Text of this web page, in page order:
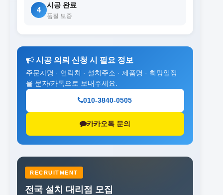
4
시공 완료
품질 보증
시공 의뢰 신청 시 필요 정보
주문자명 · 연락처 · 설치주소 · 제품명 · 희망일정
을 문자/카톡으로 보내주세요.
010-3840-0505
카카오톡 문의
RECRUITMENT
전국 설치 대리점 모집